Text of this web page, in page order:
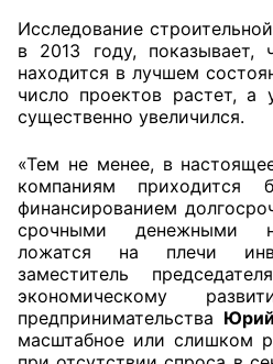
Главная
Общественные советы
Общественные советы
органах федеральных
исполнительной власти
Исследование
в 2013 году, показывает,
находится в лучшем
число проектов растет, а
существенно увеличился.
«Тем не менее, в
компаниям приходится
финансированием
срочными денежными
ложатся на плечи
заместитель
экономическому
предпринимательства
масштабное или слишком